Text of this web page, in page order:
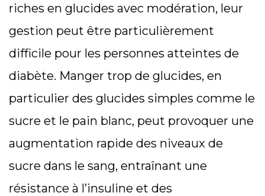
riches en glucides avec modération, leur
gestion peut être particulièrement
difficile pour les personnes atteintes de
diabète. Manger trop de glucides, en
particulier des glucides simples comme le
sucre et le pain blanc, peut provoquer une
augmentation rapide des niveaux de
sucre dans le sang, entraînant une
résistance à l’insuline et des